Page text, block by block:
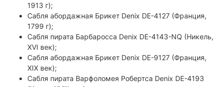
1913 г);
Сабля абордажная Брикет Denix DE-4127 (Франция,
1799 г);
Сабля пирата Барбаросса Denix DE-4143-NQ (Никель,
XVI век);
Сабля абордажная Брикет Denix DE-9127 (Франция,
XIX век);
Сабля пирата Варфоломея Робертса Denix DE-4193